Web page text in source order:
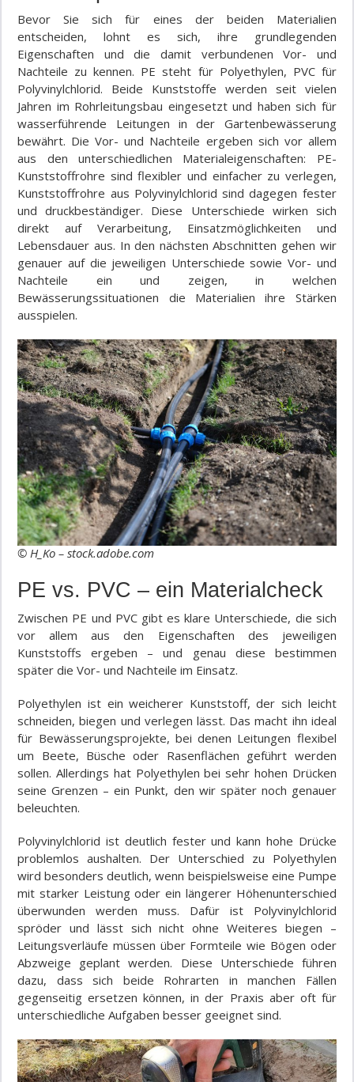
Bevor Sie sich für eines der beiden Materialien
entscheiden, lohnt es sich, ihre grundlegenden
Eigenschaften und die damit verbundenen Vor- und
Nachteile zu kennen. PE steht für Polyethylen, PVC für
Polyvinylchlorid. Beide Kunststoffe werden seit vielen
Jahren im Rohrleitungsbau eingesetzt und haben sich für
wasserführende Leitungen in der Gartenbewässerung
bewährt. Die Vor- und Nachteile ergeben sich vor allem
aus den unterschiedlichen Materialeigenschaften: PE-
Kunststoffrohre sind flexibler und einfacher zu verlegen,
Kunststoffrohre aus Polyvinylchlorid sind dagegen fester
und druckbeständiger. Diese Unterschiede wirken sich
direkt auf Verarbeitung, Einsatzmöglichkeiten und
Lebensdauer aus. In den nächsten Abschnitten gehen wir
genauer auf die jeweiligen Unterschiede sowie Vor- und
Nachteile ein und zeigen, in welchen
Bewässerungssituationen die Materialien ihre Stärken
ausspielen.
© H_Ko – stock.adobe.com
PE vs. PVC – ein Materialcheck
Zwischen PE und PVC gibt es klare Unterschiede, die sich
vor allem aus den Eigenschaften des jeweiligen
Kunststoffs ergeben – und genau diese bestimmen
später die Vor- und Nachteile im Einsatz.
Polyethylen ist ein weicherer Kunststoff, der sich leicht
schneiden, biegen und verlegen lässt. Das macht ihn ideal
für Bewässerungsprojekte, bei denen Leitungen flexibel
um Beete, Büsche oder Rasenflächen geführt werden
sollen. Allerdings hat Polyethylen bei sehr hohen Drücken
seine Grenzen – ein Punkt, den wir später noch genauer
beleuchten.
Polyvinylchlorid ist deutlich fester und kann hohe Drücke
problemlos aushalten. Der Unterschied zu Polyethylen
wird besonders deutlich, wenn beispielsweise eine Pumpe
mit starker Leistung oder ein längerer Höhenunterschied
überwunden werden muss. Dafür ist Polyvinylchlorid
spröder und lässt sich nicht ohne Weiteres biegen –
Leitungsverläufe müssen über Formteile wie Bögen oder
Abzweige geplant werden. Diese Unterschiede führen
dazu, dass sich beide Rohrarten in manchen Fällen
gegenseitig ersetzen können, in der Praxis aber oft für
unterschiedliche Aufgaben besser geeignet sind.